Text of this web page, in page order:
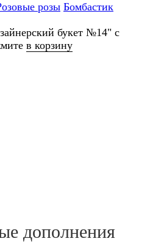
розы Бомбастик
букет №14" с
в корзину
дополнения